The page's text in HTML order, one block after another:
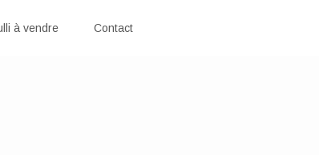
à vendre Contact